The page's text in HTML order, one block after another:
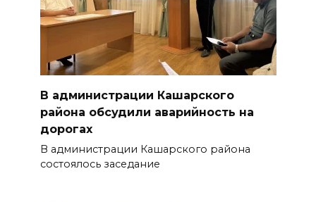
В администрации Кашарского
района обсудили аварийность на
дорогах
В администрации Кашарского района
состоялось заседание